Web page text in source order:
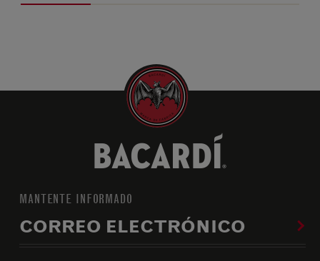
MANTENTE INFORMADO
CORREO ELECTRÓNICO